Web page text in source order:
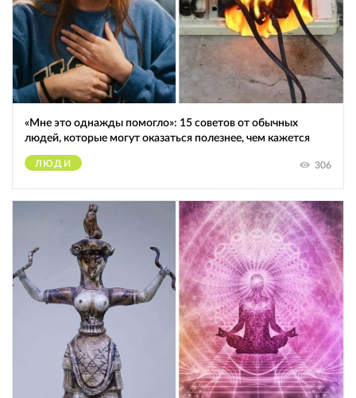
«Мне это однажды помогло»: 15 советов от обычных
людей, которые могут оказаться полезнее, чем кажется
ЛЮДИ 306